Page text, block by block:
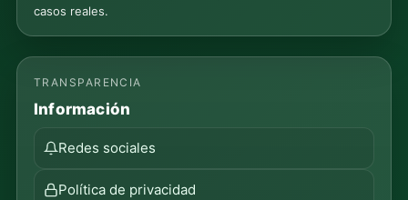
casos reales.
TRANSPARENCIA
Información
Redes sociales
Política de privacidad